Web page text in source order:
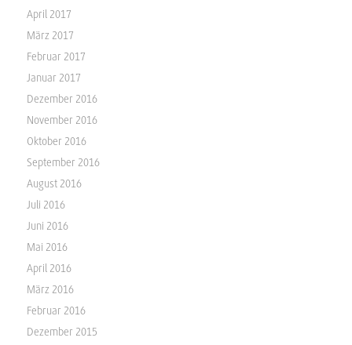
April 2017
März 2017
Februar 2017
Januar 2017
Dezember 2016
November 2016
Oktober 2016
September 2016
August 2016
Juli 2016
Juni 2016
Mai 2016
April 2016
März 2016
Februar 2016
Dezember 2015